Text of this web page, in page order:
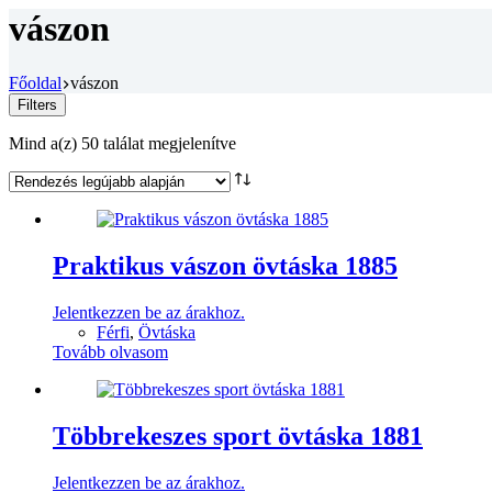
vászon
Főoldal vászon
Filters
Mind a(z) 50 találat megjelenítveSorted
latest
Praktikus vászon övtáska 1885
Jelentkezzen be az árakhoz.
Férfi, Övtáska
Tovább olvasom
Többrekeszes sport övtáska 1881
Jelentkezzen be az árakhoz.